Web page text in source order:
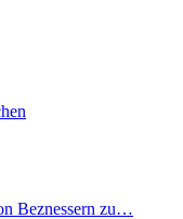
Beznessern zu…